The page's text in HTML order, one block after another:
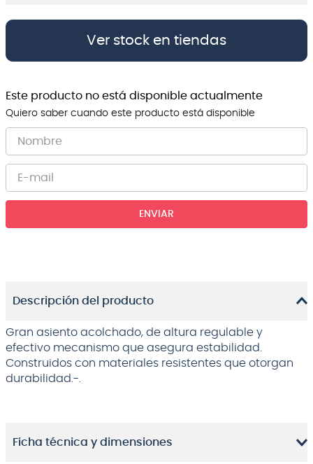
Ver stock en tiendas
Este producto no está disponible actualmente
Quiero saber cuando este producto está disponible
ENVIAR
Descripción del producto
Gran asiento acolchado, de altura regulable y
efectivo mecanismo que asegura estabilidad.
Construidos con materiales resistentes que otorgan
durabilidad.-.
Ficha técnica y dimensiones